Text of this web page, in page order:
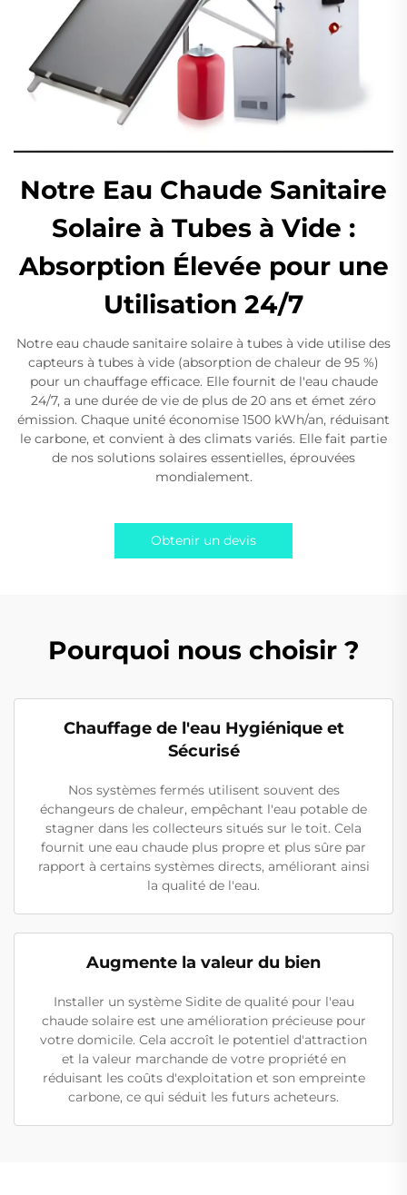
Notre Eau Chaude Sanitaire
Solaire à Tubes à Vide :
Absorption Élevée pour une
Utilisation 24/7
Notre eau chaude sanitaire solaire à tubes à vide utilise des
capteurs à tubes à vide (absorption de chaleur de 95 %)
pour un chauffage efficace. Elle fournit de l'eau chaude
24/7, a une durée de vie de plus de 20 ans et émet zéro
émission. Chaque unité économise 1500 kWh/an, réduisant
le carbone, et convient à des climats variés. Elle fait partie
de nos solutions solaires essentielles, éprouvées
mondialement.
Obtenir un devis
Pourquoi nous choisir ?
Chauffage de l'eau Hygiénique et
Sécurisé
Nos systèmes fermés utilisent souvent des
échangeurs de chaleur, empêchant l'eau potable de
stagner dans les collecteurs situés sur le toit. Cela
fournit une eau chaude plus propre et plus sûre par
rapport à certains systèmes directs, améliorant ainsi
la qualité de l'eau.
Augmente la valeur du bien
Installer un système Sidite de qualité pour l'eau
chaude solaire est une amélioration précieuse pour
votre domicile. Cela accroît le potentiel d'attraction
et la valeur marchande de votre propriété en
réduisant les coûts d'exploitation et son empreinte
carbone, ce qui séduit les futurs acheteurs.